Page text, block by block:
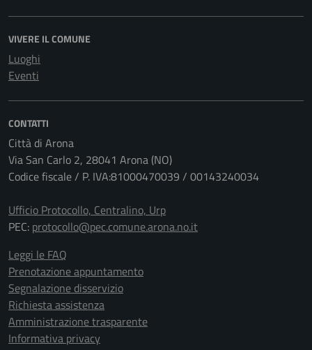
VIVERE IL COMUNE
Luoghi
Eventi
CONTATTI
Città di Arona
Via San Carlo 2, 28041 Arona (NO)
Codice fiscale / P. IVA:81000470039 / 00143240034
Ufficio Protocollo, Centralino, Urp
PEC: protocollo@pec.comune.arona.no.it
Leggi le FAQ
Prenotazione appuntamento
Segnalazione disservizio
Richiesta assistenza
Amministrazione trasparente
Informativa privacy